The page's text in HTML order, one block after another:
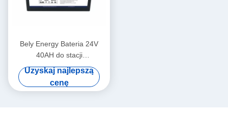
Bely Energy Bateria 24V
40AH do stacji
komunikacyjnej UPS Medical
Uzyskaj najlepszą
cenę